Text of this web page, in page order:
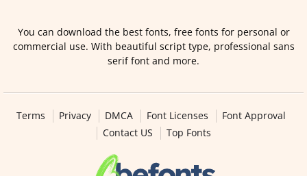
You can download the best fonts, free fonts for personal or
commercial use. With beautiful script type, professional sans
serif font and more.
Terms Privacy DMCA Font Licenses
Font Approval
Contact US
Top Fonts